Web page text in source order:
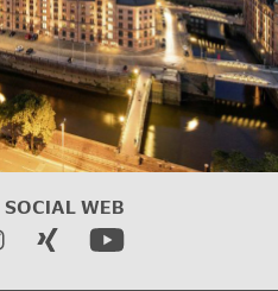
SOCIAL WEB